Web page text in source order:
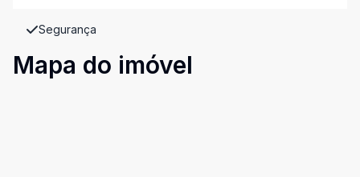
Segurança
Mapa do imóvel